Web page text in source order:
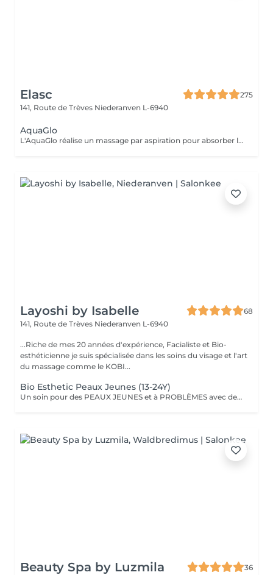
Elasc
275
141, Route de Trèves Niederanven L-6940
AquaGlo
L'AquaGlo réalise un massage par aspiration pour absorber les comédons, nettoyer la peau en profondeur, l'hydrater, l'oxygéner et l'exfolier. Cet appareil permet de stimuler la micro circulation ainsi que la division cellulaire. Résultats: un look frais, un teint éclatant, une peau hautement hydratée. Rajeunissement garanti ! Sur tous les types de peau, particulièrement avec des impuretés, des points noirs et/ou de l'acné.
Layoshi by Isabelle
68
141, Route de Trèves Niederanven L-6940
...Riche de mes 20 années d'expérience, Facialiste et Bio-
esthéticienne je suis spécialisée dans les soins du visage et l'art
du massage comme le KOBI...
Bio Esthetic Peaux Jeunes (13-24Y)
Un soin pour des PEAUX JEUNES et à PROBLÈMES avec des produits 100% BIO (anti inflammatoire, calmant et cicatrisant). L'accent est mis sur le nettoyage avec désincrustation profonde des impuretés.
Beauty Spa by Luzmila
36